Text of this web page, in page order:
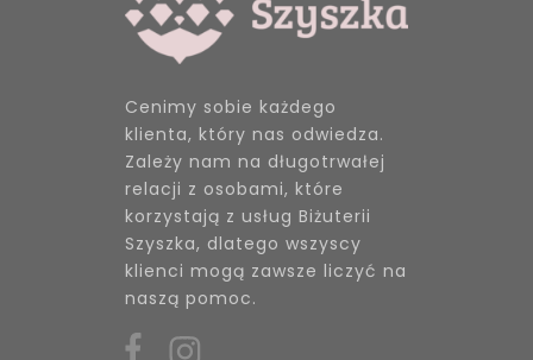
Cenimy sobie każdego
klienta, który nas odwiedza.
Zależy nam na długotrwałej
relacji z osobami, które
korzystają z usług Biżuterii
Szyszka, dlatego wszyscy
klienci mogą zawsze liczyć na
naszą pomoc.